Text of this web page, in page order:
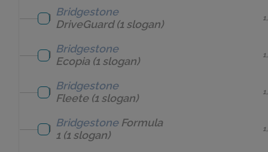
Bridgestone
DriveGuard(1 slogan)
Bridgestone
Ecopia(1 slogan)
Bridgestone
Fleete(1 slogan)
Bridgestone Formula
1 (1 slogan)